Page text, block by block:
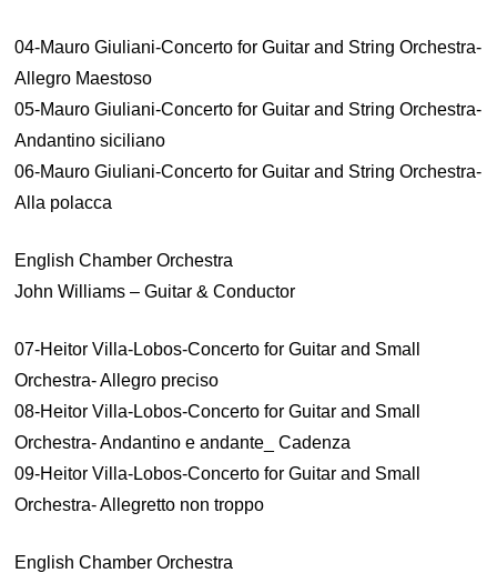
04-Mauro Giuliani-Concerto for Guitar and String Orchestra-
Allegro Maestoso
05-Mauro Giuliani-Concerto for Guitar and String Orchestra-
Andantino siciliano
06-Mauro Giuliani-Concerto for Guitar and String Orchestra-
Alla polacca
English Chamber Orchestra
John Williams – Guitar & Conductor
07-Heitor Villa-Lobos-Concerto for Guitar and Small
Orchestra- Allegro preciso
08-Heitor Villa-Lobos-Concerto for Guitar and Small
Orchestra- Andantino e andante_ Cadenza
09-Heitor Villa-Lobos-Concerto for Guitar and Small
Orchestra- Allegretto non troppo
English Chamber Orchestra